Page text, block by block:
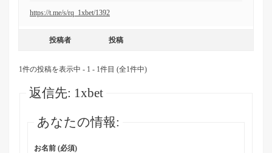
https://t.me/s/rq_1xbet/1392
投稿者 投稿
1件の投稿を表示中 - 1 - 1件目 (全1件中)
返信先: 1xbet
あなたの情報:
お名前 (必須)